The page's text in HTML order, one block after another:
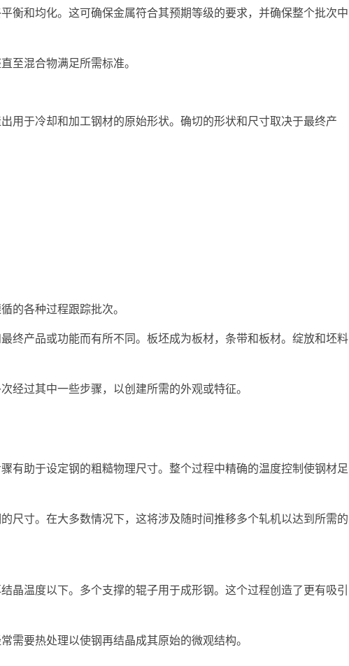
衡和均化。这可确保金属符合其预期等级的要求，并确保整个批次中
至混合物满足所需标准。
用于冷却和加工钢材的原始形状。确切的形状和尺寸取决于最终产
的各种过程跟踪批次。
终产品或功能而有所不同。板坯成为板材，条带和板材。绽放和坯料
经过其中一些步骤，以创建所需的外观或特征。
有助于设定钢的粗糙物理尺寸。整个过程中精确的温度控制使钢材足
尺寸。在大多数情况下，这将涉及随时间推移多个轧机以达到所需的
晶温度以下。多个支撑的辊子用于成形钢。这个过程创造了更有吸引
需要热处理以使钢再结晶成其原始的微观结构。